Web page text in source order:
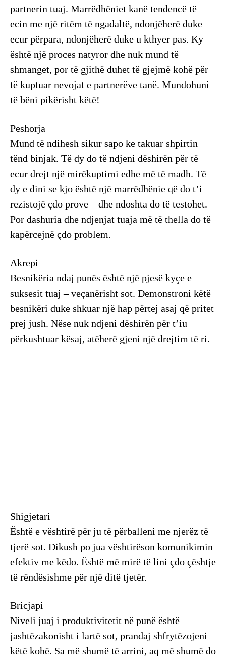
partnerin tuaj. Marrëdhëniet kanë tendencë të
ecin me një ritëm të ngadaltë, ndonjëherë duke
ecur përpara, ndonjëherë duke u kthyer pas. Ky
është një proces natyror dhe nuk mund të
shmanget, por të gjithë duhet të gjejmë kohë për
të kuptuar nevojat e partnerëve tanë. Mundohuni
të bëni pikërisht këtë!
Peshorja
Mund të ndihesh sikur sapo ke takuar shpirtin
tënd binjak. Të dy do të ndjeni dëshirën për të
ecur drejt një mirëkuptimi edhe më të madh. Të
dy e dini se kjo është një marrëdhënie që do t’i
rezistojë çdo prove – dhe ndoshta do të testohet.
Por dashuria dhe ndjenjat tuaja më të thella do të
kapërcejnë çdo problem.
Akrepi
Besnikëria ndaj punës është një pjesë kyçe e
suksesit tuaj – veçanërisht sot. Demonstroni këtë
besnikëri duke shkuar një hap përtej asaj që pritet
prej jush. Nëse nuk ndjeni dëshirën për t’iu
përkushtuar kësaj, atëherë gjeni një drejtim të ri.
Shigjetari
Është e vështirë për ju të përballeni me njerëz të
tjerë sot. Dikush po jua vështirëson komunikimin
efektiv me këdo. Është më mirë të lini çdo çështje
të rëndësishme për një ditë tjetër.
Bricjapi
Niveli juaj i produktivitetit në punë është
jashtëzakonisht i lartë sot, prandaj shfrytëzojeni
këtë kohë. Sa më shumë të arrini, aq më shumë do